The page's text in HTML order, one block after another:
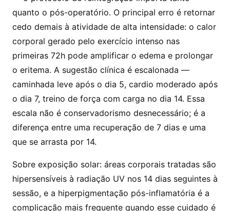
quanto o pós-operatório. O principal erro é retornar
cedo demais à atividade de alta intensidade: o calor
corporal gerado pelo exercício intenso nas
primeiras 72h pode amplificar o edema e prolongar
o eritema. A sugestão clínica é escalonada —
caminhada leve após o dia 5, cardio moderado após
o dia 7, treino de força com carga no dia 14. Essa
escala não é conservadorismo desnecessário; é a
diferença entre uma recuperação de 7 dias e uma
que se arrasta por 14.
Sobre exposição solar: áreas corporais tratadas são
hipersensíveis à radiação UV nos 14 dias seguintes à
sessão, e a hiperpigmentação pós-inflamatória é a
complicação mais frequente quando esse cuidado é